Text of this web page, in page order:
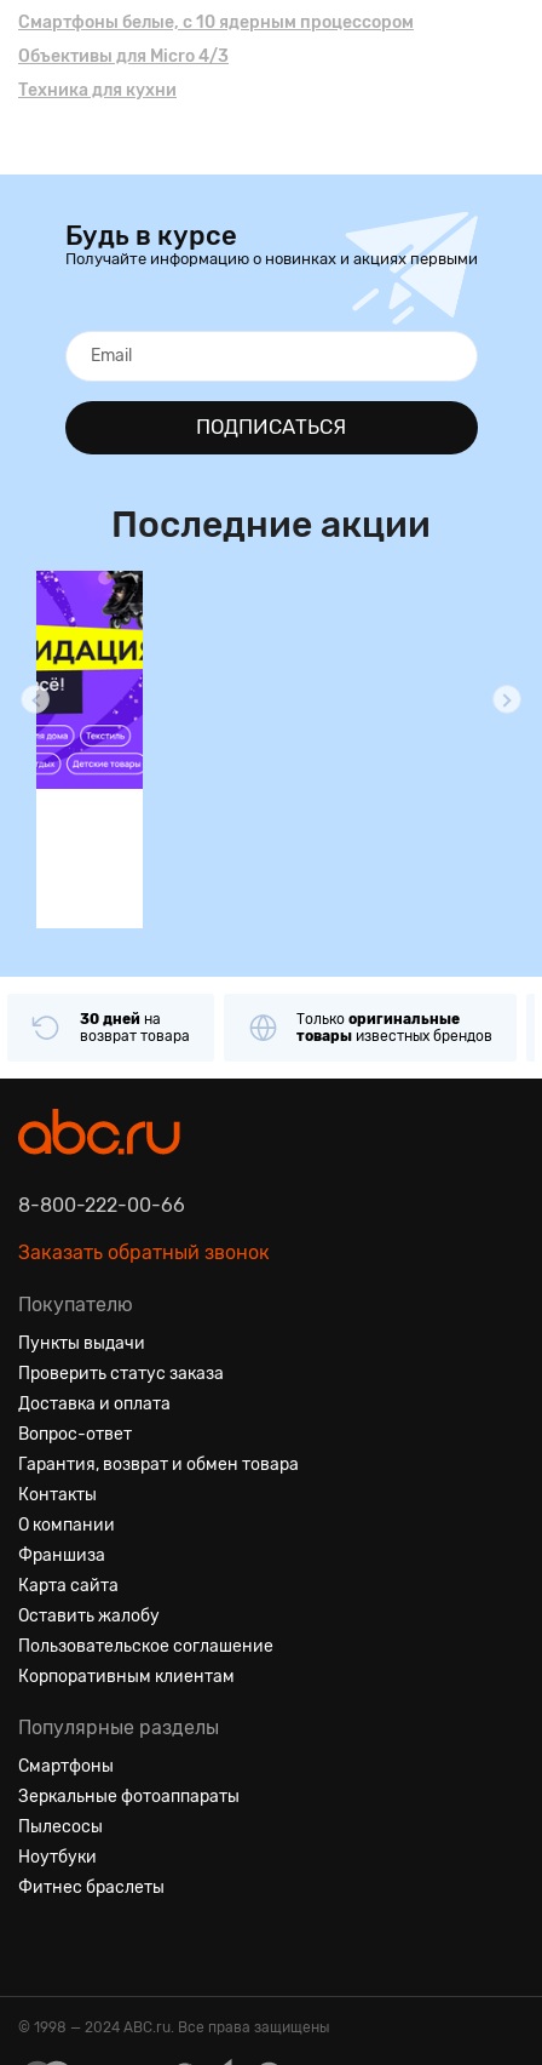
Смартфоны белые, с 10 ядерным процессором
Объективы для Micro 4/3
Техника для кухни
Будь в курсе
Получайте информацию о новинках и акциях первыми
ПОДПИСАТЬСЯ
Последние акции
30 дней на
возврат товара
Только оригинальные
товары известных брендов
8-800-222-00-66
Заказать обратный звонок
Покупателю
Пункты выдачи
Проверить статус заказа
Доставка и оплата
Вопрос-ответ
Гарантия, возврат и обмен товара
Контакты
О компании
Франшиза
Карта сайта
Оставить жалобу
Пользовательское соглашение
Корпоративным клиентам
Популярные разделы
Смартфоны
Зеркальные фотоаппараты
Пылесосы
Ноутбуки
Фитнес браслеты
© 1998 — 2024 ABC.ru. Все права защищены